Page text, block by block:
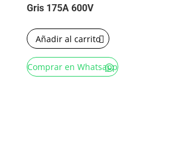
Gris 175A 600V
Añadir al carrito
Comprar en Whatsapp